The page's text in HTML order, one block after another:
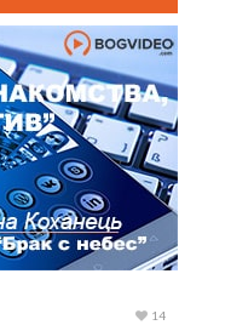
14